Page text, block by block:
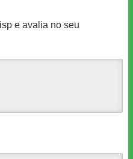
e avalia no seu